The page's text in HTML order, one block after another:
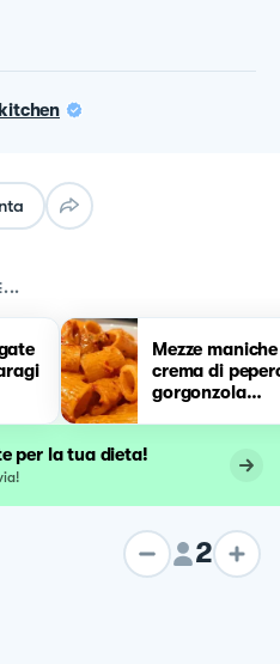
Mezze
crema di
gorgonzola
per la tua dieta!
2